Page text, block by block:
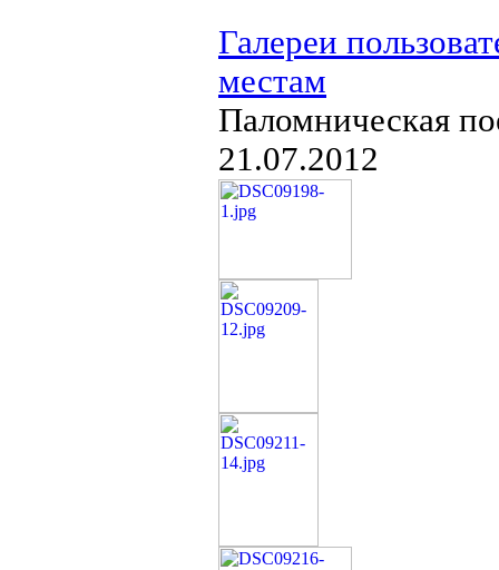
Галереи
местам
Паломническая
21.07.2012